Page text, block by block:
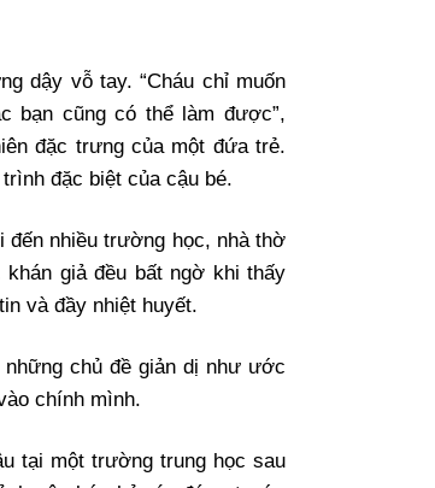
dậy vỗ tay. “Cháu chỉ muốn
bạn cũng có thể làm được”,
đặc trưng của một đứa trẻ.
đặc biệt của cậu bé.
đến nhiều trường học, nhà thờ
giả đều bất ngờ khi thấy
và đầy nhiệt huyết.
chủ đề giản dị như ước
chính mình.
tại một trường trung học sau